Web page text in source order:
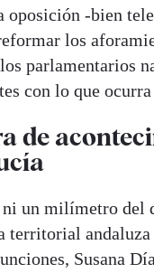
oposición -bien
los
parlamentarios
con lo que
de
ni un milímetro del
territorial
Susana